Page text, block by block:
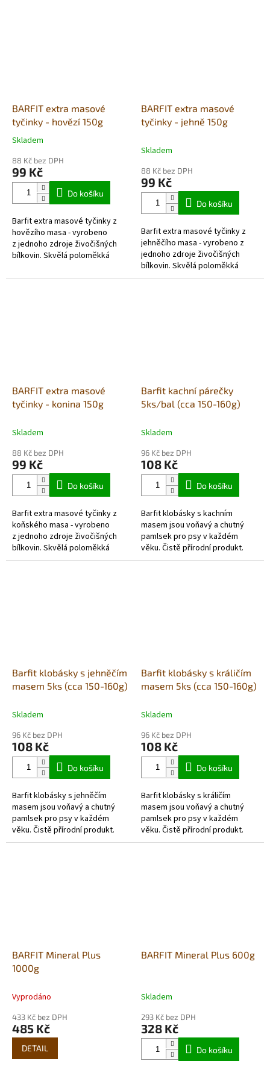
BARFIT extra masové
tyčinky - hovězí 150g
Průměrné
produktu
je
hvězdiček.
Skladem
88 Kč bez DPH
99 Kč
Do košíku
Barfit extra masové tyčinky z
hovězího masa - vyrobeno
z jednoho zdroje živočišných
bílkovin. Skvělá poloměkká
jednoduše nalámat a
BARFIT extra masové
tyčinky - jehně 150g
Skladem
88 Kč bez DPH
99 Kč
Do košíku
Barfit extra masové tyčinky z
jehněčího masa - vyrobeno z
jednoho zdroje živočišných
bílkovin. Skvělá poloměkká
pochoutka, která se dá
BARFIT extra masové
tyčinky - konina 150g
Skladem
88 Kč bez DPH
99 Kč
Do košíku
Barfit extra masové tyčinky z
koňského masa - vyrobeno
z jednoho zdroje živočišných
bílkovin. Skvělá poloměkká
pochoutka, která se dá
Barfit kachní párečky
5ks/bal (cca 150-160g)
Skladem
96 Kč bez DPH
108 Kč
Do košíku
Barfit klobásky s kachním
masem jsou voňavý a chutný
pamlsek pro psy v každém
věku. Čistě přírodní produkt.
Barfit klobásky jsou
Barfit klobásky s jehněčím
masem 5ks (cca 150-160g)
Skladem
96 Kč bez DPH
108 Kč
Do košíku
Barfit klobásky s jehněčím
masem jsou voňavý a chutný
pamlsek pro psy v každém
věku. Čistě přírodní produkt.
Barfit klobásky jsou
Barfit klobásky s králičím
masem 5ks (cca 150-160g)
Skladem
96 Kč bez DPH
108 Kč
Do košíku
Barfit klobásky s králičím
masem jsou voňavý a chutný
pamlsek pro psy v každém
věku. Čistě přírodní produkt.
Barfit klobásky jsou
BARFIT Mineral Plus
1000g
Vyprodáno
433 Kč bez DPH
485 Kč
DETAIL
BARFIT Mineral Plus 600g
Skladem
293 Kč bez DPH
328 Kč
Do košíku